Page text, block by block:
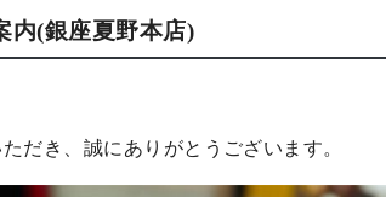
内(銀座夏野本店)
だき、誠にありがとうございます。